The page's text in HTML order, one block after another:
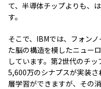
て、半導体チップよりも、
す。
そこで、IBMでは、フォン
た脳の構造を模したニュー
しています。第2世代のチ
5,600万のシナプスが実装
層学習ができますが、その